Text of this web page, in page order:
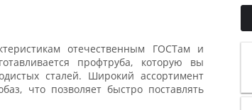
отечественным ГОСТам и
профтруба, которую вы
сталей. Широкий ассортимент
что позволяет быстро поставлять